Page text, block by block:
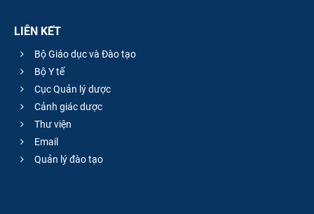
LIÊN KẾT
Bộ Giáo dục và Đào tạo
Bộ Y tế
Cục Quản lý dược
Cảnh giác dược
Thư viện
Email
Quản lý đào tạo